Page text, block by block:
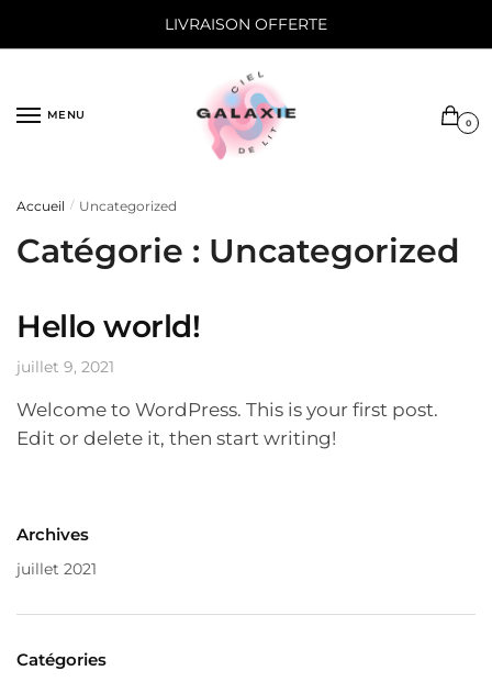
LIVRAISON OFFERTE
MENU
0
Accueil / Uncategorized
Catégorie : Uncategorized
Hello world!
juillet 9, 2021
Welcome to WordPress. This is your first post.
Edit or delete it, then start writing!
Archives
juillet 2021
Catégories